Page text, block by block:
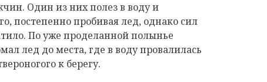
Один из них полез в воду и
постепенно пробивая лед, однако сил
По уже проделанной полынье
лед до места, где в воду провалилась
к берегу.